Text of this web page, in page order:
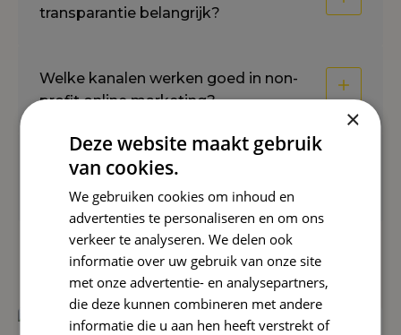
transparantie belangrijk?
Welke kanalen werken goed in non-
profit online marketing?
Hoe leg ik impact uit zonder lange
rapporten?
Reward Insights
×
Deze website maakt gebruik
van cookies.
We gebruiken cookies om inhoud en
advertenties te personaliseren en om ons
verkeer te analyseren. We delen ook
informatie over uw gebruik van onze site
met onze advertentie- en analysepartners,
die deze kunnen combineren met andere
informatie die u aan hen heeft verstrekt of